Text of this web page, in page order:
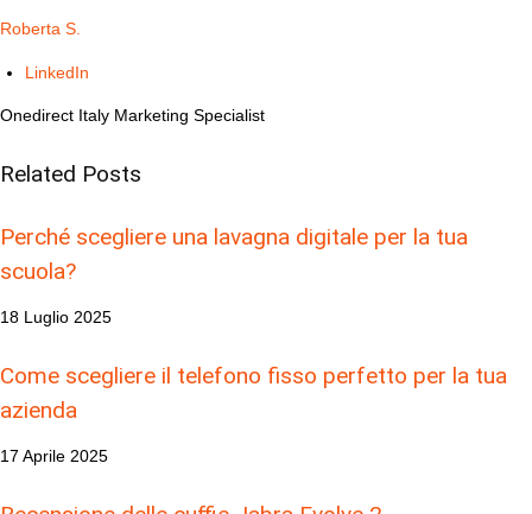
Roberta S.
LinkedIn
Onedirect Italy Marketing Specialist
Related Posts
Perché scegliere una lavagna digitale per la tua
scuola?
18 Luglio 2025
Come scegliere il telefono fisso perfetto per la tua
azienda
17 Aprile 2025